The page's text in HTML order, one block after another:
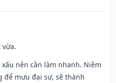
vừa.
nên cần làm nhanh. Niềm
để mưu đại sự, sẽ thành